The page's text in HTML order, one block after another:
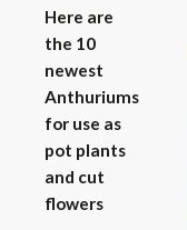
Here are
the 10
newest
Anthuriums
for use as
pot plants
and cut
flowers